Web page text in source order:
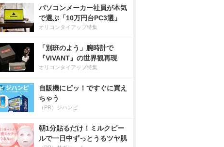
パソコンメーカー社員が本気
で選ぶ「10万円台PC3選」
オリコンタイアップ特集
「別班のよう」腕時計で
『VIVANT』の世界観再現
オリコンタイアップ特集
自販機にピッ！ですぐに買え
ちゃう
（PR）ジハンピ
朝1分貼るだけ！ミルクピー
ルで一日中ずっとうるツヤ肌